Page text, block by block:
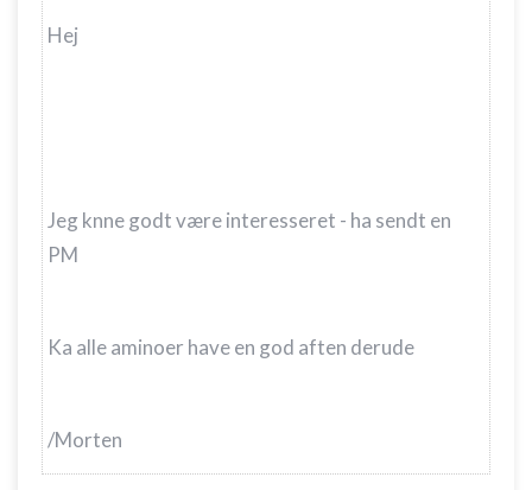
Hej
Jeg knne godt være interesseret - ha sendt en
PM
Ka alle aminoer have en god aften derude
/Morten